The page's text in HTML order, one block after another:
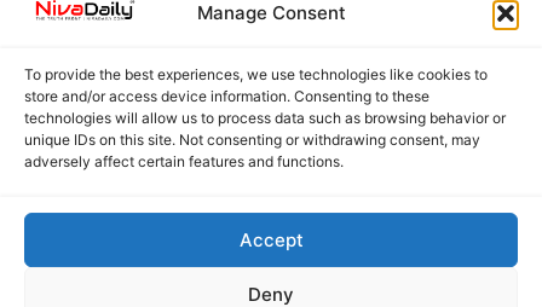
Manage Consent
To provide the best experiences, we use technologies like cookies to
store and/or access device information. Consenting to these
technologies will allow us to process data such as browsing behavior or
unique IDs on this site. Not consenting or withdrawing consent, may
adversely affect certain features and functions.
Accept
Deny